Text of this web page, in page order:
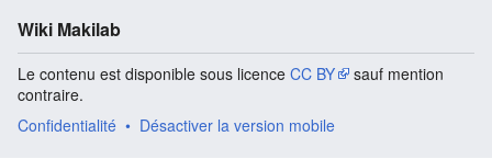
Wiki Makilab
Le contenu est disponible sous licence CC BY
sauf mention
contraire.
Confidentialité
Désactiver la version mobile